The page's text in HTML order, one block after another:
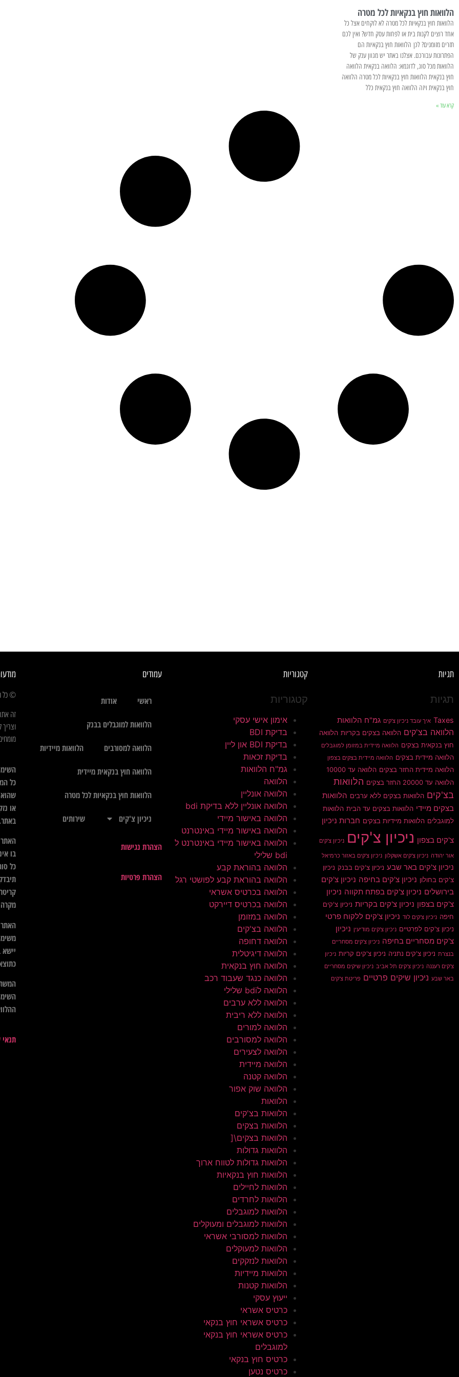
הלוואות חוץ בנקאיות לכל מטרה
הלוואות חוץ בנקאיות לכל מטרה לא לוקחים אצל כל
אחד רוצים לקנות בית או לפחות עסק חדש? ואין לכם
תזרים מזומנים? לכן הלוואות חוץ בנקאיות הם
הפתרונות עבורכם. אצלנו באתר יש מגוון ענק של
הלוואות מכל סוג, לדוגמא: הלוואה בנקאית הלוואה
חוץ בנקאית הלוואות חוץ בנקאיות לכל מטרה הלוואה
חוץ בנקאית ויזה הלוואה חוץ בנקאית כלל
קרא עוד »
תגיות
תגיות
Taxes איך עובד ניכיון צ'קים גמ"ח הלוואות
הלוואה בצ'קים הלוואה בצקים בקריות הלוואה
חוץ בנקאית בצקים הלוואה מיידית במזומן למוגבלים
הלוואה מיידית בצקים הלוואה מיידית בצקים בצפון
הלוואה מיידית החזר בצקים הלוואה עד 10000
הלוואה עד 20000 החזר בצקים
הלוואות
בצ'קים הלוואות בצקים ללא ערבים הלוואות
בצקים מיידי הלוואות בצקים עד הבית הלוואות
למוגבלים הלוואות מיידיות בצקים חברות ניכיון
צ'קים בצפון ניכיון צ'קים ניכיון צ'קים
אור יהודה ניכיון צ'קים אשקלון ניכיון צ'קים באזור כרמיאל
ניכיון צ'קים באר שבע ניכיון צ'קים בבנק ניכיון
צ'קים בחולון ניכיון צ'קים בחיפה ניכיון צ'קים
בירושלים ניכיון צ'קים בפתח תקווה ניכיון
צ'קים בצפון ניכיון צ'קים בקריות ניכיון צ'קים
חיפה ניכיון צ'קים לוד ניכיון צ'קים ללקוח פרטי
ניכיון צ'קים לפרטיים ניכיון צ'קים מודיעין ניכיון
צ'קים מסחריים בחיפה ניכיון צ'קים מסחריים
בנצרת ניכיון צ'קים נתניה ניכיון צ'קים קריות ניכיון
צ'קים רעננה ניכיון צ'קים תל אביב ניכיון שיקים מסחריים
באר שבע ניכיון שיקים פרטיים פריטת צ'קים
קטגוריות
קטגוריות
אימון אישי עסקי
בדיקת BDI
בדיקת BDI און ליין
בדיקת זכאות
גמ"ח הלוואות
הלוואה
הלוואה אונליין
הלוואה אונליין ללא בדיקת bdi
הלוואה באישור מיידי
הלוואה באישור מיידי באינטרנט
הלוואה באישור מיידי באינטרנט ל
bdi שלילי
הלוואה בהוראת קבע
הלוואה בהוראת קבע לפושטי רגל
הלוואה בכרטיס אשראי
הלוואה בכרטיס דיירקט
הלוואה במזומן
הלוואה בצ'קים
הלוואה דחופה
הלוואה דיגיטלית
הלוואה חוץ בנקאית
הלוואה כנגד שעבוד רכב
הלוואה לbdi שלילי
הלוואה ללא ערבים
הלוואה ללא ריבית
הלוואה למורים
הלוואה למסורבים
הלוואה לצעירים
הלוואה מיידית
הלוואה קטנה
הלוואה שוק אפור
הלוואות
הלוואות בצ'קים
הלוואות בצקים
הלוואות בצקים\[
הלוואות גדולות
הלוואות גדולות לטווח ארוך
הלוואות חוץ בנקאיות
הלוואות לחיילים
הלוואות לחרדים
הלוואות למוגבלים
הלוואות למוגבלים ומעוקלים
הלוואות למסורבי אשראי
הלוואות למעוקלים
הלוואות לנזקקים
הלוואות מיידיות
הלוואות קטנות
ייעוץ עסקי
כרטיס אשראי
כרטיס אשראי חוץ בנקאי
כרטיס אשראי חוץ בנקאי
למוגבלים
כרטיס חוץ בנקאי
כרטיס נטען
עמודים
ראשי אודות
הלוואות למוגבלים בבנק
הלוואה למסורבים הלוואות מיידיות
הלוואה חוץ בנקאית מיידית
הלוואות חוץ בנקאיות לכל מטרה
ניכיון צ'קים שירותים
הצהרת נגישות
הצהרת פרטיות
© כל
זה
כל
או
האתר
בו
כל
מקרה
האתר